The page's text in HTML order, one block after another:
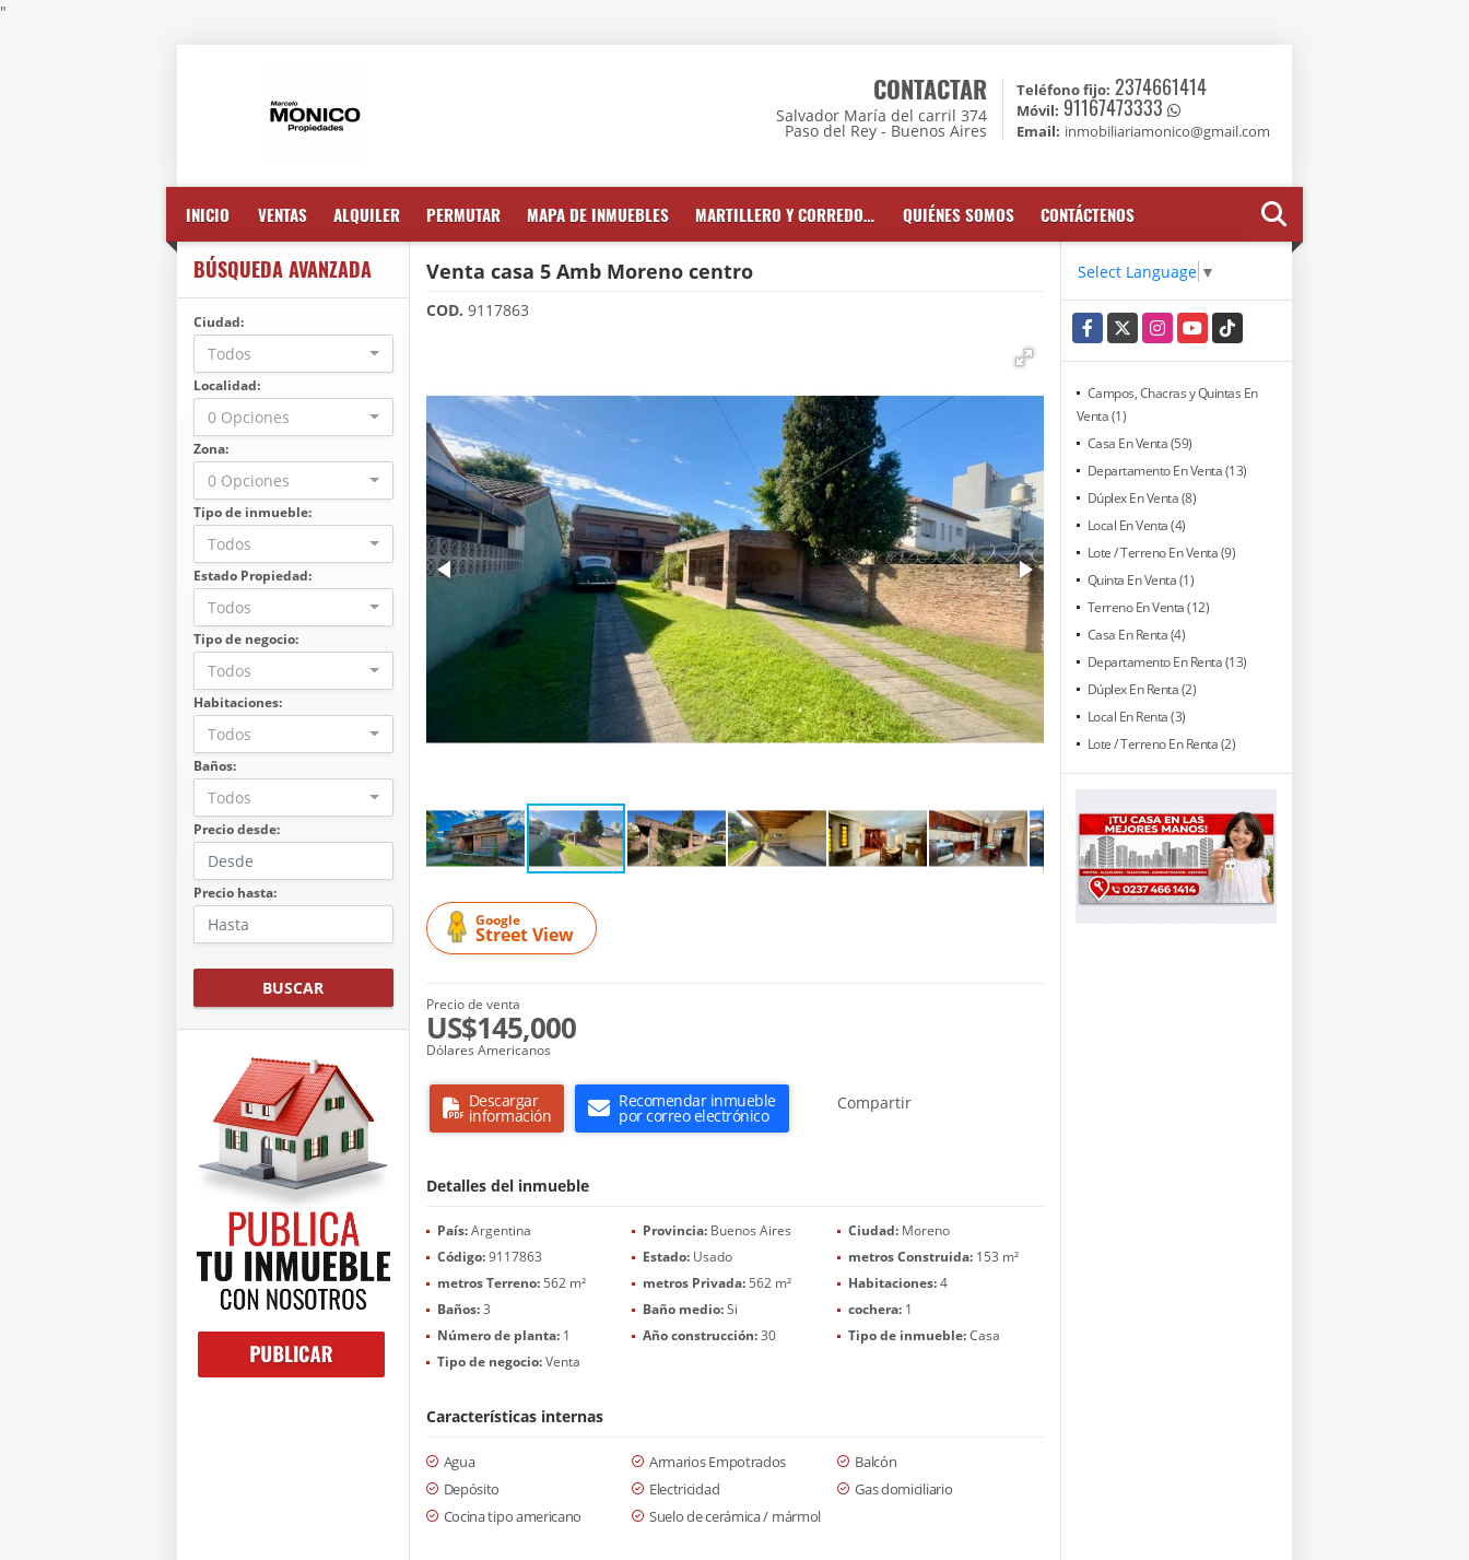
"
CONTACTAR
Salvador María del carril 374
Paso del Rey - Buenos Aires
Teléfono fijo: 2374661414
Móvil: 91167473333
Email: inmobiliariamonico@gmail.com
INICIO VENTAS ALQUILER PERMUTAR MAPA DE INMUEBLES MARTILLERO Y CORREDOR INMOBILIARIO QUIÉNES SOMOS CONTÁCTENOS
BÚSQUEDA AVANZADA
Ciudad:
Todos
Localidad:
0 Opciones
Zona:
0 Opciones
Tipo de inmueble:
Todos
Estado Propiedad:
Todos
Tipo de negocio:
Todos
Habitaciones:
Todos
Baños:
Todos
Precio desde:
Precio hasta:
BUSCAR
Venta casa 5 Amb Moreno centro
COD. 9117863
Google
Street View
Precio de venta
US$145,000
Dólares Americanos
Descargar
información
Recomendar inmueble
por correo electrónico
Compartir
Detalles del inmueble
País:Argentina Provincia:Buenos Aires Ciudad: Moreno
Código:9117863 Estado:Usado metros Construida: 153 m²
metros Terreno:562 m² metros Privada:562 m² Habitaciones:4
Baños:3 Baño medio:Si cochera: 1
Número de planta:1 Año construcción:30 Tipo de inmueble:Casa
Tipo de negocio:Venta
Características internas
Agua Armarios Empotrados
Balcón
Depósito
Electricidad
Gas domiciliario
Cocina tipo americano
Suelo de cerámica / mármol
Select Language ▼
Facebook
X InstagramYouTubeTikTok
Campos, Chacras y Quintas En
Venta (1)
Casa En Venta (59)
Departamento En Venta (13)
Dúplex En Venta (8)
Local En Venta (4)
Lote / Terreno En Venta (9)
Quinta En Venta (1)
Terreno En Venta (12)
Casa En Renta (4)
Departamento En Renta (13)
Dúplex En Renta (2)
Local En Renta (3)
Lote / Terreno En Renta (2)